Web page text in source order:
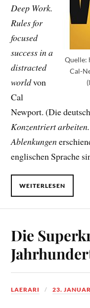
Quelle:
Cal-
Deep Work.
Rules for
focused
success in a
distracted
worldvon
Cal
Newport. (Die
Konzentriert
Ablenkungen
englischen Sprache
WEITERLESEN
Die
LAERARI 23.